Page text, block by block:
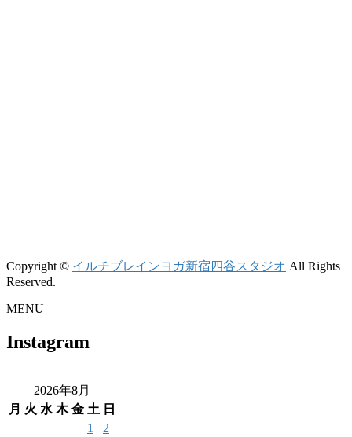
Copyright © イルチブレインヨガ新宿四谷スタジオ All Rights
Reserved.
MENU
Instagram
2026年8月
月 火 水 木 金 土 日
1
2